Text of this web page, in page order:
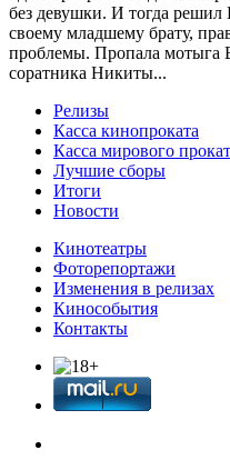
без девушки. И тогда решил
своему младшему брату,
проблемы. Пропала мотыга
соратника Никиты...
Релизы
Касса кинопроката
Касса мирового
Лучшие сборы
Итоги
Новости
Кинотеатры
Фоторепортажи
Изменения в релизах
Кинособытия
Контакты